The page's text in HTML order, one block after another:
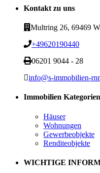
Kontakt zu uns
Multring 26, 69469
+49620190440
06201 9044 - 28
info@s-immobilien-
Immobilien Kategorien
Häuser
Wohnungen
Gewerbeobjekte
Renditeobjekte
WICHTIGE